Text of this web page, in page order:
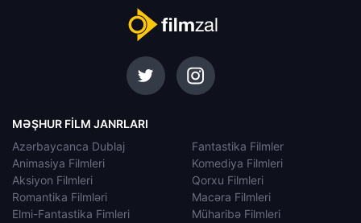
MƏŞHUR FILM JANRLARI
Azərbaycanca Dublaj
Animasiya Filmleri
Aksiyon Filmleri
Romantika Filmləri
Elmi-Fantastika Fimleri
Fantastika Filmler
Komediya Filmleri
Qorxu Filmleri
Macəra Filmleri
Müharibə Filmleri